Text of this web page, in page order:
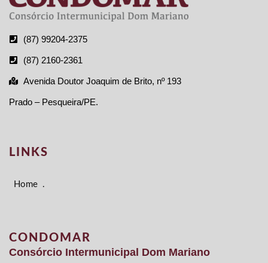
(87) 99204-2375
(87) 2160-2361
Avenida Doutor Joaquim de Brito, nº 193
Prado – Pesqueira/PE.
LINKS
Home .
CONDOMAR
Consórcio Intermunicipal Dom Mariano